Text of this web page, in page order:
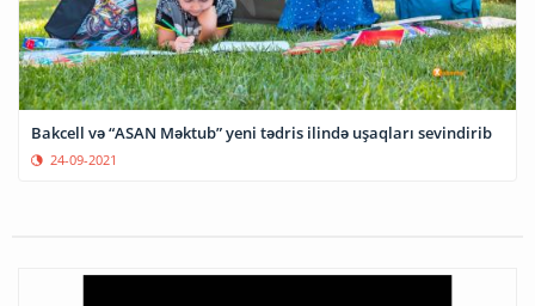
Bakcell və “ASAN Məktub” yeni tədris ilində uşaqları sevindirib
24-09-2021